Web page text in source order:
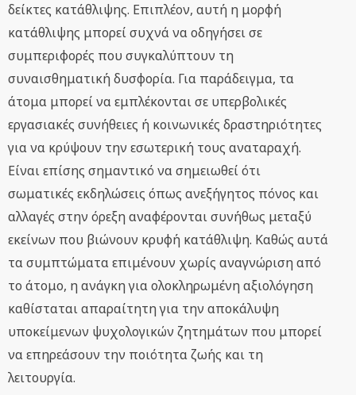
δείκτες κατάθλιψης. Επιπλέον, αυτή η μορφή
κατάθλιψης μπορεί συχνά να οδηγήσει σε
συμπεριφορές που συγκαλύπτουν τη
συναισθηματική δυσφορία. Για παράδειγμα, τα
άτομα μπορεί να εμπλέκονται σε υπερβολικές
εργασιακές συνήθειες ή κοινωνικές δραστηριότητες
για να κρύψουν την εσωτερική τους αναταραχή.
Είναι επίσης σημαντικό να σημειωθεί ότι
σωματικές εκδηλώσεις όπως ανεξήγητος πόνος και
αλλαγές στην όρεξη αναφέρονται συνήθως μεταξύ
εκείνων που βιώνουν κρυφή κατάθλιψη. Καθώς αυτά
τα συμπτώματα επιμένουν χωρίς αναγνώριση από
το άτομο, η ανάγκη για ολοκληρωμένη αξιολόγηση
καθίσταται απαραίτητη για την αποκάλυψη
υποκείμενων ψυχολογικών ζητημάτων που μπορεί
να επηρεάσουν την ποιότητα ζωής και τη
λειτουργία.